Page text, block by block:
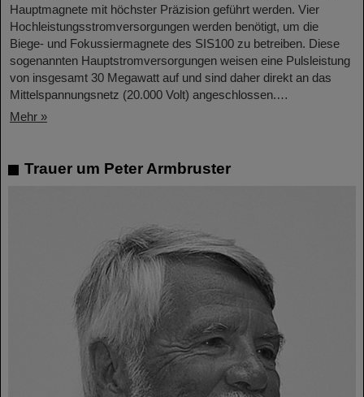
Hauptmagnete mit höchster Präzision geführt werden. Vier
Hochleistungsstromversorgungen werden benötigt, um die
Biege- und Fokussiermagnete des SIS100 zu betreiben. Diese
sogenannten Hauptstromversorgungen weisen eine Pulsleistung
von insgesamt 30 Megawatt auf und sind daher direkt an das
Mittelspannungsnetz (20.000 Volt) angeschlossen.…
Mehr »
Trauer um Peter Armbruster